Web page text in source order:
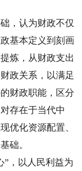
，认为财政不仅
基本定义到刻画
炼，从财政支出
政关系，以满足
财政职能，区分
存在于当代中
优化资源配置、
础。
，以人民利益为